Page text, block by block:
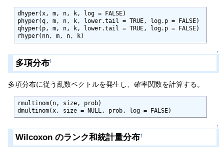
dhyper(x, m, n, k, log = FALSE)
phyper(q, m, n, k, lower.tail = TRUE, log.p = FALSE)
qhyper(p, m, n, k, lower.tail = TRUE, log.p = FALSE)
rhyper(nn, m, n, k)
↑
多項分布†
多項分布に従う乱数ベクトルを発生し、確率関数を計算する。
rmultinom(n, size, prob)
dmultinom(x, size = NULL, prob, log = FALSE)
↑
Wilcoxon のランク和統計量分布†